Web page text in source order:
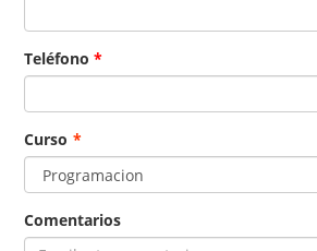
Teléfono*
Curso *
Comentarios